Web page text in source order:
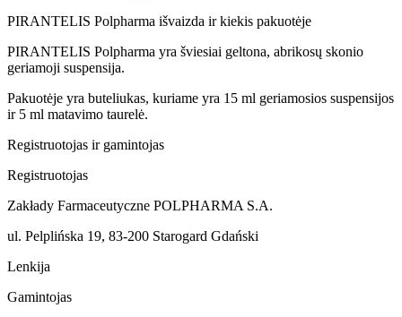
PIRANTELIS Polpharma išvaizda ir kiekis pakuotėje
PIRANTELIS Polpharma yra šviesiai geltona, abrikosų skonio
geriamoji suspensija.
Pakuotėje yra buteliukas, kuriame yra 15 ml geriamosios suspensijos
ir 5 ml matavimo taurelė.
Registruotojas ir gamintojas
Registruotojas
Zakłady Farmaceutyczne POLPHARMA S.A.
ul. Pelplińska 19, 83-200 Starogard Gdański
Lenkija
Gamintojas